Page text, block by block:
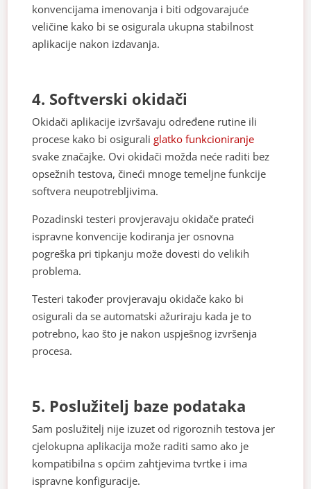
konvencijama imenovanja i biti odgovarajuće
veličine kako bi se osigurala ukupna stabilnost
aplikacije nakon izdavanja.
4. Softverski okidači
Okidači aplikacije izvršavaju određene rutine ili
procese kako bi osiguraliglatko funkcioniranje
svake značajke. Ovi okidači možda neće raditi bez
opsežnih testova, čineći mnoge temeljne funkcije
softvera neupotrebljivima.
Pozadinski testeri provjeravaju okidače prateći
ispravne konvencije kodiranja jer osnovna
pogreška pri tipkanju može dovesti do velikih
problema.
Testeri također provjeravaju okidače kako bi
osigurali da se automatski ažuriraju kada je to
potrebno, kao što je nakon uspješnog izvršenja
procesa.
5. Poslužitelj baze podataka
Sam poslužitelj nije izuzet od rigoroznih testova jer
cjelokupna aplikacija može raditi samo ako je
kompatibilna s općim zahtjevima tvrtke i ima
ispravne konfiguracije.